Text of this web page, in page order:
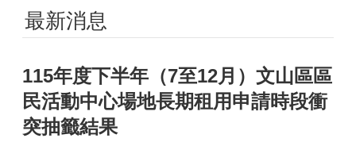
務
機
關
介
紹
最新消息
115年度下半年（7至12月）文山區區
民活動中心場地長期租用申請時段衝
突抽籤結果